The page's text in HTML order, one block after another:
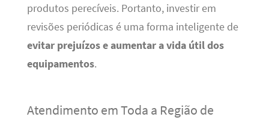
produtos perecíveis. Portanto, investir em
revisões periódicas é uma forma inteligente de
evitar prejuízos e aumentar a vida útil dos
equipamentos.
Atendimento em Toda a Região de